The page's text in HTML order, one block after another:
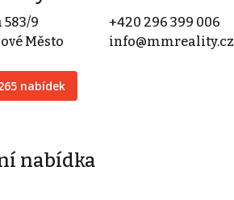
9
Město
nabídek
+420 296 399 006
info@mmreality.cz
nabídka